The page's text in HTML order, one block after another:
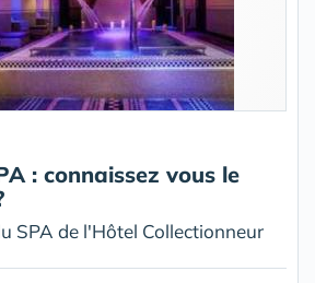
: connaissez vous le
SPA de l'Hôtel Collectionneur